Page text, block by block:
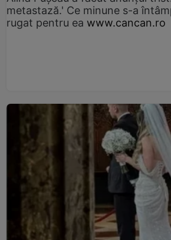
metastază.' Ce minune s-a
rugat pentru ea www.cancan.ro